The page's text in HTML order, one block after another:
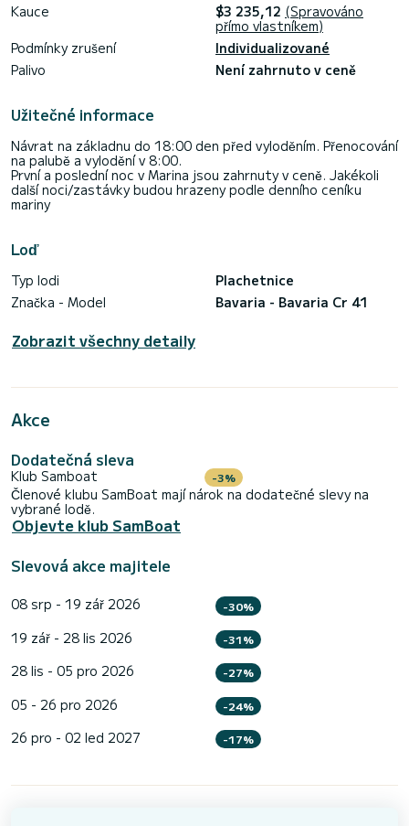
Kauce
$3 235,12 (Spravováno
přímo vlastníkem)
Podmínky zrušení
Individualizované
Palivo
Není zahrnuto v ceně
Užitečné informace
Návrat na základnu do 18:00 den před vyloděním. Přenocování
na palubě a vylodění v 8:00.
První a poslední noc v Marina jsou zahrnuty v ceně. Jakékoli
další noci/zastávky budou hrazeny podle denního ceníku
mariny
Loď
Typ lodi
Plachetnice
Značka - Model
Bavaria - Bavaria Cr 41
Zobrazit všechny detaily
Akce
Dodatečná sleva
Klub Samboat -3%
Členové klubu SamBoat mají nárok na dodatečné slevy na
vybrané lodě.
Objevte klub SamBoat
Slevová akce majitele
08 srp - 19 zář 2026 -30%
19 zář - 28 lis 2026 -31%
28 lis - 05 pro 2026 -27%
05 - 26 pro 2026 -24%
26 pro - 02 led 2027 -17%